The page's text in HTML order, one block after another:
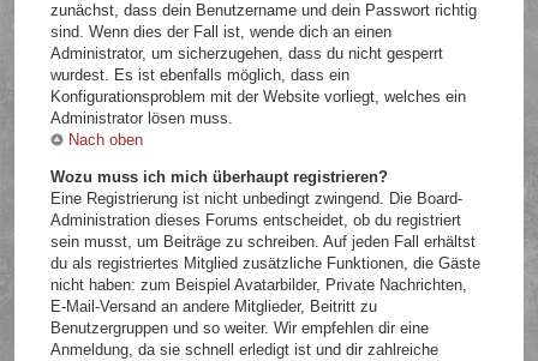
zunächst, dass dein Benutzername und dein Passwort richtig
sind. Wenn dies der Fall ist, wende dich an einen
Administrator, um sicherzugehen, dass du nicht gesperrt
wurdest. Es ist ebenfalls möglich, dass ein
Konfigurationsproblem mit der Website vorliegt, welches ein
Administrator lösen muss.
Nach oben
Wozu muss ich mich überhaupt registrieren?
Eine Registrierung ist nicht unbedingt zwingend. Die Board-
Administration dieses Forums entscheidet, ob du registriert
sein musst, um Beiträge zu schreiben. Auf jeden Fall erhältst
du als registriertes Mitglied zusätzliche Funktionen, die Gäste
nicht haben: zum Beispiel Avatarbilder, Private Nachrichten,
E-Mail-Versand an andere Mitglieder, Beitritt zu
Benutzergruppen und so weiter. Wir empfehlen dir eine
Anmeldung, da sie schnell erledigt ist und dir zahlreiche